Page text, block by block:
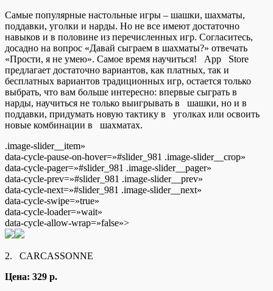
Самые популярные настольные игры – шашки, шахматы,
поддавки, уголки и нарды. Но не все имеют достаточно
навыков и в половине из перечисленных игр. Согласитесь,
досадно на вопрос «Давай сыграем в шахматы?» отвечать
«Прости, я не умею». Самое время научиться! App Store
предлагает достаточно вариантов, как платных, так и
бесплатных вариантов традиционных игр, остается только
выбрать, что вам больше интересно: впервые сыграть в
нарды, научиться не только выигрывать в шашки, но и в
поддавки, придумать новую тактику в уголках или освоить
новые комбинации в шахматах.
.image-slider__item»
data-cycle-pause-on-hover=»#slider_981 .image-slider__crop»
data-cycle-pager=»#slider_981 .image-slider__pager»
data-cycle-prev=»#slider_981 .image-slider__prev»
data-cycle-next=»#slider_981 .image-slider__next»
data-cycle-swipe=»true»
data-cycle-loader=»wait»
data-cycle-allow-wrap=»false»>
2. CARCASSONNE
Цена: 329 р.